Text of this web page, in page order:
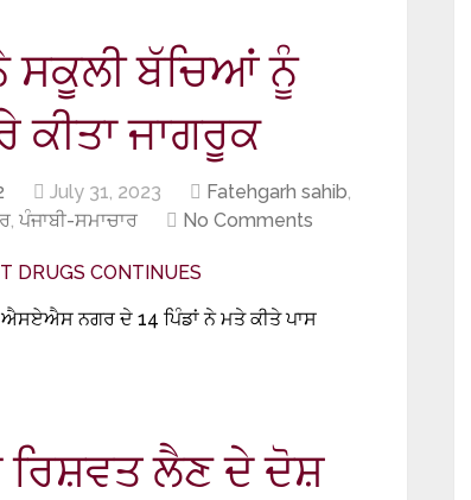
ਸਕੂਲੀ ਬੱਚਿਆਂ ਨੂੰ
ਕੀਤਾ ਜਾਗਰੂਕ
July 31, 2023 Fatehgarh sahib,
, ਪੰਜਾਬੀ-ਸਮਾਚਾਰ No Comments
ਨਗਰ ਦੇ 14 ਪਿੰਡਾਂ ਨੇ ਮਤੇ ਕੀਤੇ ਪਾਸ
ਰਿਸ਼ਵਤ ਲੈਣ ਦੇ ਦੋਸ਼